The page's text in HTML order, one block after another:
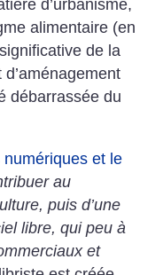
d’urbanisme,
alimentaire (en
de la
d’aménagement
débarrassée du
et le
au
puis d’une
libre, qui peu à
et